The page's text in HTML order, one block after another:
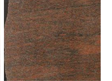
Rosso Indiano Perla Goa.
Granito.